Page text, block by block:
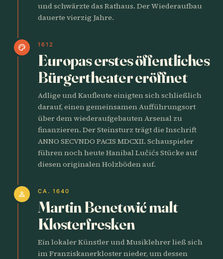
und schwärzte das Rathaus. Der Wiederaufbau
dauerte vierzig Jahre.
palette 1612
Europas erstes öffentliches
Bürgertheater eröffnet
Adlige und Kaufleute einigten sich schließlich
darauf, einen gemeinsamen Aufführungsort
über dem wiederaufgebauten Arsenal zu
finanzieren. Der Steinsturz trägt die Inschrift
ANNO SECVNDO PACIS MDCXII. Schauspieler
führen noch heute Hanibal Lučićs Stücke auf
diesen originalen Holzböden auf.
person CA. 1640
Martin Benetović malt
Klosterfresken
Ein lokaler Künstler und Musiklehrer ließ sich
im Franziskanerkloster nieder, um dessen